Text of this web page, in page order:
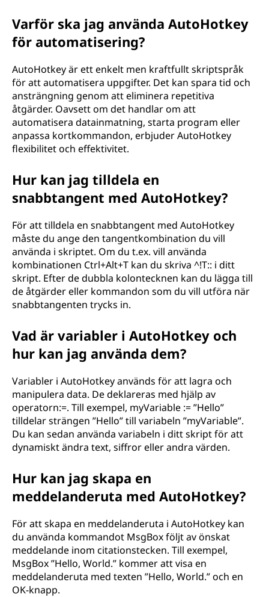
Varför ska jag använda AutoHotkey
för automatisering?
AutoHotkey är ett enkelt men kraftfullt skriptspråk
för att automatisera uppgifter. Det kan spara tid och
ansträngning genom att eliminera repetitiva
åtgärder. Oavsett om det handlar om att
automatisera datainmatning, starta program eller
anpassa kortkommandon, erbjuder AutoHotkey
flexibilitet och effektivitet.
Hur kan jag tilldela en
snabbtangent med AutoHotkey?
För att tilldela en snabbtangent med AutoHotkey
måste du ange den tangentkombination du vill
använda i skriptet. Om du t.ex. vill använda
kombinationen Ctrl+Alt+T kan du skriva ^!T:: i ditt
skript. Efter de dubbla kolontecknen kan du lägga till
de åtgärder eller kommandon som du vill utföra när
snabbtangenten trycks in.
Vad är variabler i AutoHotkey och
hur kan jag använda dem?
Variabler i AutoHotkey används för att lagra och
manipulera data. De deklareras med hjälp av
operatorn:=. Till exempel, myVariable := ”Hello”
tilldelar strängen ”Hello” till variabeln ”myVariable”.
Du kan sedan använda variabeln i ditt skript för att
dynamiskt ändra text, siffror eller andra värden.
Hur kan jag skapa en
meddelanderuta med AutoHotkey?
För att skapa en meddelanderuta i AutoHotkey kan
du använda kommandot MsgBox följt av önskat
meddelande inom citationstecken. Till exempel,
MsgBox ”Hello, World.” kommer att visa en
meddelanderuta med texten ”Hello, World.” och en
OK-knapp.